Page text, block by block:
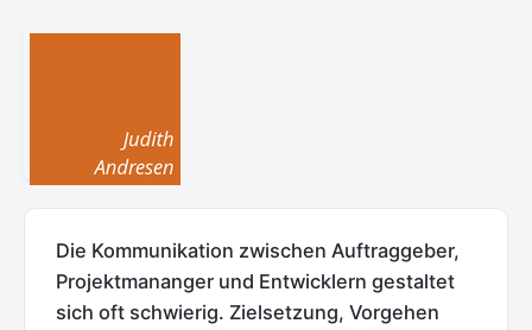
Die Kommunikation zwischen Auftraggeber,
Projektmananger und Entwicklern gestaltet
sich oft schwierig. Zielsetzung, Vorgehen